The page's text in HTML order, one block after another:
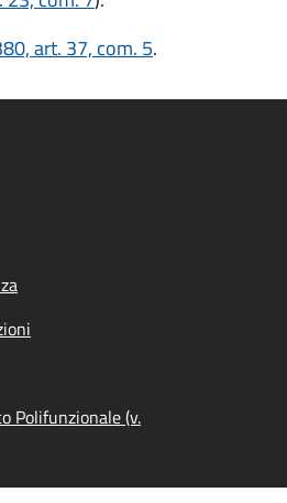
art. 37, com. 5.
Polifunzionale (v.